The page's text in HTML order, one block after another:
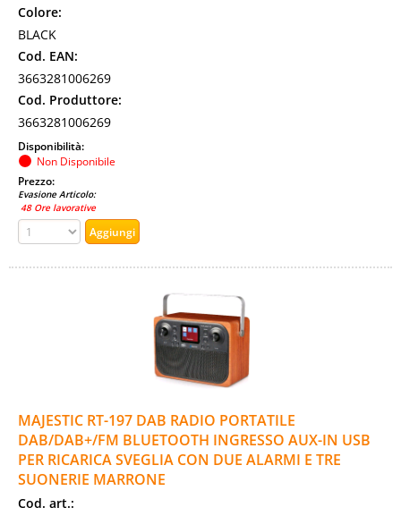
Colore:
BLACK
Cod. EAN:
3663281006269
Cod. Produttore:
3663281006269
Disponibilità:
Non Disponibile
Prezzo:
Evasione Articolo:
48 Ore lavorative
MAJESTIC RT-197 DAB RADIO PORTATILE
DAB/DAB+/FM BLUETOOTH INGRESSO AUX-IN USB
PER RICARICA SVEGLIA CON DUE ALARMI E TRE
SUONERIE MARRONE
Cod. art.: